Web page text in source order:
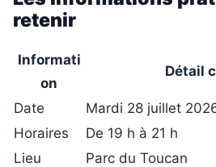
retenir
Informati
on
Détail
Date
Mardi 28 juillet
Horaires
De 19 h à 21 h
Lieu
Parc du Toucan